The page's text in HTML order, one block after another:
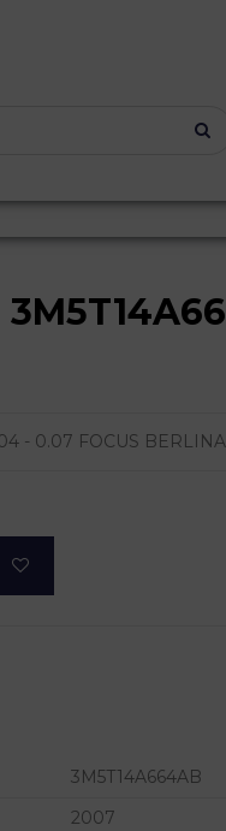
- 0.07 FOCUS
3M5T14A664AB
2007